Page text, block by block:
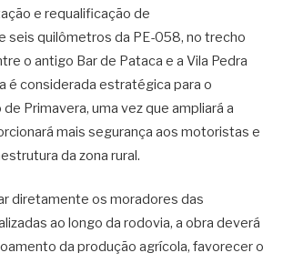
e requalificação de
seis quilômetros da PE-058, no trecho
o antigo Bar de Pataca e a Vila Pedra
é considerada estratégica para o
Primavera, uma vez que ampliará a
mais segurança aos motoristas e
da zona rural.
diretamente os moradores das
ao longo da rodovia, a obra deverá
da produção agrícola, favorecer o